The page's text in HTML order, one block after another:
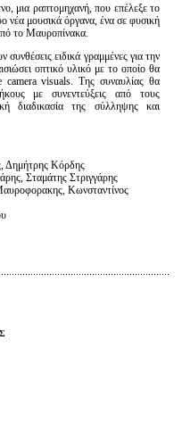
μια ραπτομηχανή, που επέλεξε το
νέα μουσικά όργανα, ένα σε φυσική
το Μαυροπίνακα.
ειδικά γραμμένες για την
οπτικό υλικό με το οποίο θα
visuals. Της συναυλίας θα
με συνεντεύξεις από τους
διαδικασία της σύλληψης και
Δημήτρης Κόρδης
Σταμάτης Στριγγάρης
Κωνσταντίνος